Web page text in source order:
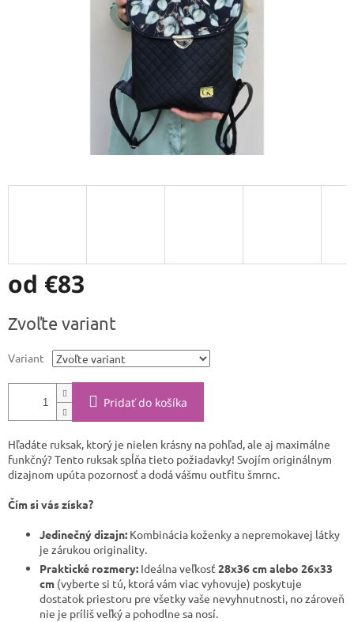
od €83
cena:
Zvoľte variant
Variant
Pridať do košíka
Hľadáte ruksak, ktorý je nielen krásny na pohľad, ale aj maximálne
funkčný? Tento ruksak spĺňa tieto požiadavky! Svojím originálnym
dizajnom upúta pozornosť a dodá vášmu outfitu šmrnc.
Čím si vás získa?
Jedinečný dizajn: Kombinácia koženky a nepremokavej látky
je zárukou originality.
Praktické rozmery: Ideálna veľkosť 28x36 cm alebo 26x33
cm (vyberte si tú, ktorá vám viac vyhovuje) poskytuje
dostatok priestoru pre všetky vaše nevyhnutnosti, no zároveň
nie je príliš veľký a pohodlne sa nosí.